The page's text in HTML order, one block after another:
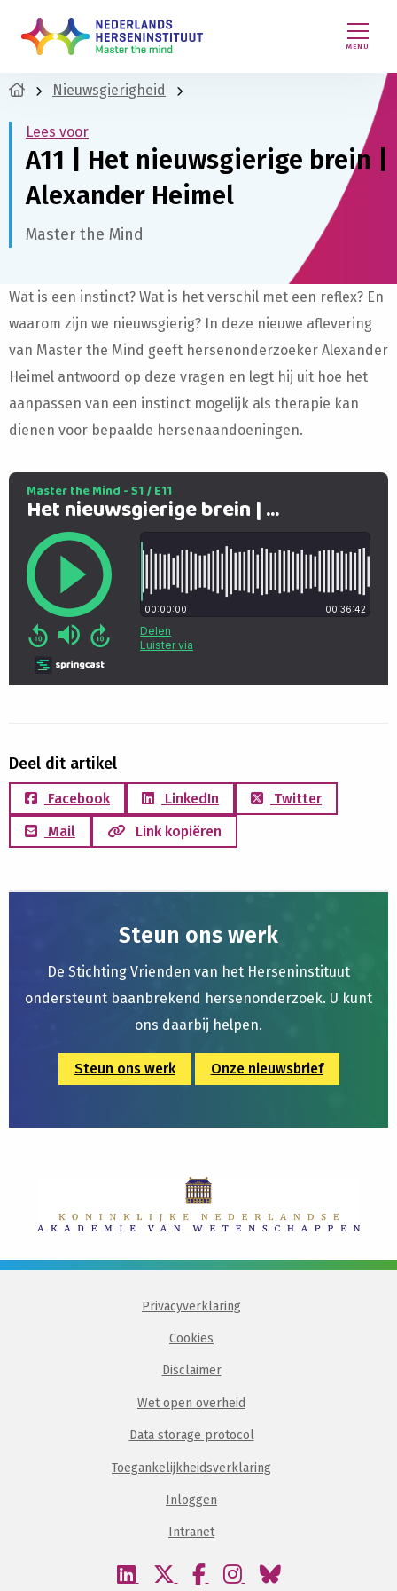
MENU
Nieuwsgierigheid
Lees voor
A11 | Het nieuwsgierige brein |
Alexander Heimel
Master the Mind
Wat is een instinct? Wat is het verschil met een reflex? En
waarom zijn we nieuwsgierig? In deze nieuwe aflevering
van Master the Mind geeft hersenonderzoeker Alexander
Heimel antwoord op deze vragen en legt hij uit hoe het
aanpassen van een instinct mogelijk als therapie kan
dienen voor bepaalde hersenaandoeningen.
Deel dit artikel
Facebook LinkedIn
Twitter
Mail
Link kopiëren
Steun ons werk
De Stichting Vrienden van het Herseninstituut
ondersteunt baanbrekend hersenonderzoek. U kunt
ons daarbij helpen.
Steun ons werk Onze nieuwsbrief
Privacyverklaring
Cookies
Disclaimer
Wet open overheid
Data storage protocol
Toegankelijkheidsverklaring
Inloggen
Intranet
BezoekBezoekBezoekBezoekBezoek